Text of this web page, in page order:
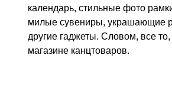
календарь, стильные фото
милые сувениры, украшающие
другие гаджеты. Словом, все
магазине канцтоваров.